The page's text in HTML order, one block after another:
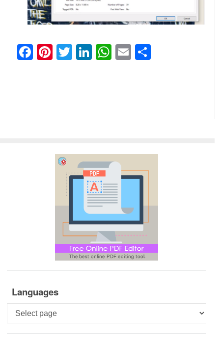
Facebook
Pinterest
Twitter
LinkedIn
WhatsApp
Email
Languages
Languages